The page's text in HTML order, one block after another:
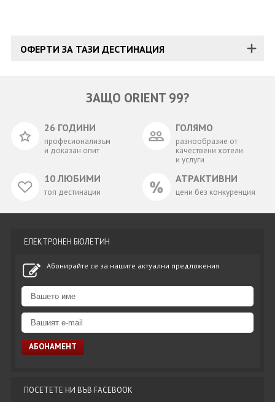
ОФЕРТИ ЗА ТАЗИ ДЕСТИНАЦИЯ
ЗАЩО ORIENT 99?
26 ГОДИНИ
професионализъм
и доказан опит
ГОЛЯМО
разнообразие от
качествени хотели
и услуги
10 ЛЮБИМИ
топ дестинации
АТРАКТИВНИ
цени без конкуренция
ЕЛЕКТРОНЕН БЮЛЕТИН
Абонирайте се за нашите актуални предложения
ПОСЕТЕТЕ НИ ВЪВ FACEBOOK